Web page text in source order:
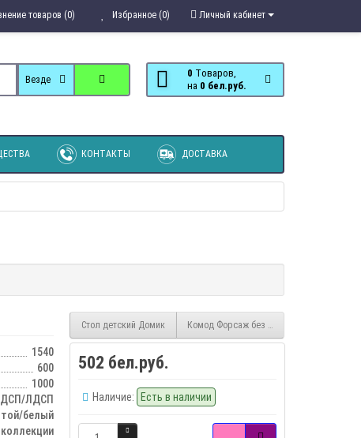
Личный кабинет
Избранное (0)
товаров (0)
0 Tоваров,
на
0 бел.руб.
Везде
КОНТАКТЫ ДОСТАВКА
1540
600
1000
ЛДСП
белый
Стол детский Домик Комод Форсаж без принта
502 бел.руб.
Наличие: Есть в наличии